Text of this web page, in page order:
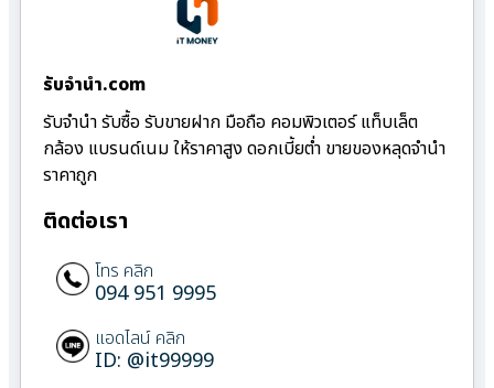
รับจํานํา.com
รับจำนำ รับซื้อ รับขายฝาก มือถือ คอมพิวเตอร์ แท็บเล็ต
กล้อง แบรนด์เนม ให้ราคาสูง ดอกเบี้ยต่ำ ขายของหลุดจำนำ
ราคาถูก
ติดต่อเรา
โทร คลิก
094 951 9995
แอดไลน์ คลิก
ID: @it99999